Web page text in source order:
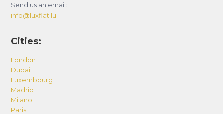
Send us an email:
info@luxflat.lu
Cities:
London
Dubai
Luxembourg
Madrid
Milano
Paris